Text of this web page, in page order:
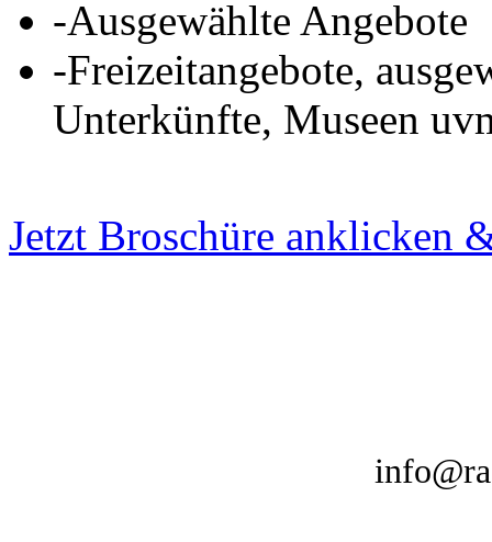
-Ausgewählte Angebote
-Freizeitangebote,
Unterkünfte, Museen
Jetzt Broschüre anklicken